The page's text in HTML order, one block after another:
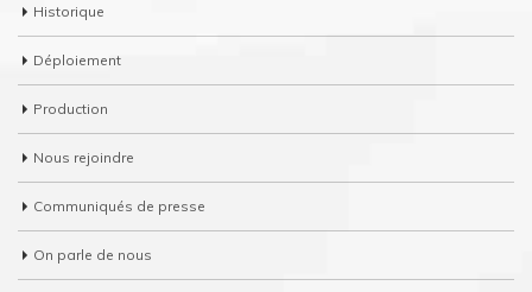
Historique
Déploiement
Production
Nous rejoindre
Communiqués de presse
On parle de nous